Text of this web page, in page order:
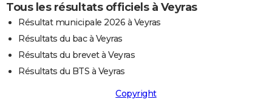
Tous les résultats officiels à Veyras
Résultat municipale 2026 à Veyras
Résultats du bac à Veyras
Résultats du brevet à Veyras
Résultats du BTS à Veyras
Copyright